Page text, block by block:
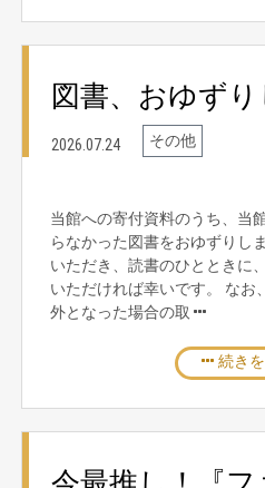
図書、おゆず
2026.07.24 その他
当館への寄付資料のうち、当
らなかった図書をおゆずりし
いただき、読書のひとときに
いただければ幸いです。 なお
外となった場合の取
続き